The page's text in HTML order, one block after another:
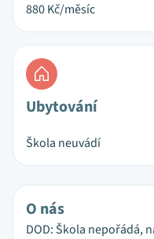
880Kč/měsíc
Ubytování
Škola neuvádí
O nás
DOD: Škola nepořádá,